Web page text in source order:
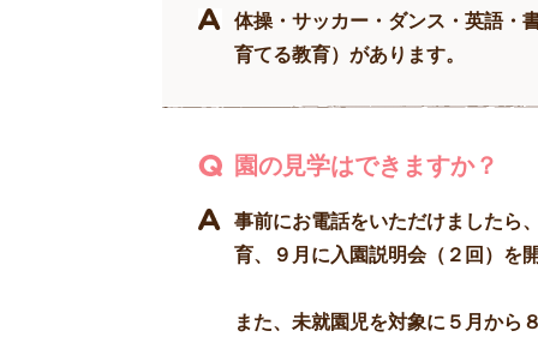
体操・サッカー・ダンス・英語・
育てる教育）があります。
園の見学はできますか？
事前にお電話をいただけましたら
育、９月に入園説明会（２回）を
また、未就園児を対象に５月から